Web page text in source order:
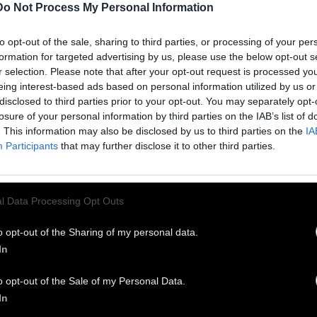
Not Process My Personal Information
opt-out of the sale, sharing to third parties, or processing of your
for targeted advertising by us, please use the below opt-out
selection. Please note that after your opt-out request is processed
interest-based ads based on personal information utilized by us
to third parties prior to your opt-out. You may separately
of your personal information by third parties on the IAB’s list of
This information may also be disclosed by us to third parties on the
Participants that may further disclose it to other third parties.
Data Processing Opt Outs
opt-out of the Sharing of my personal data.
opt-out of the Sale of my Personal Data.
προειδοποίηση ήρθε καθώς οι
ανισότητες στην πρόσβαση στο
συνεχίζουν να διευρύνονται. Περισσότερες
τις μισές δόσεις στον κόσμο έχουν χορηγηθεί
τώρα σε μόλις 10 πλούσιες χώρες, που
λιγότερο από το 10% του παγκόσμιου
ενώ πάνω από 100 χώρες δεν έχουν
κανέναν/μία, σε αντίθεση με πολλές από
φτωχότερες χώρες που πρόκειται μόλις τώρα
τις πρώτες παρτίδες εμβολίων εντός των
τις κυβερνήσεις να συμπεριλάβουν όλους
εργαζομένους/ες της πρώτης γραμμής στον
της υγείας στα σχέδια διανομής τους –
εκείνων που συχνά